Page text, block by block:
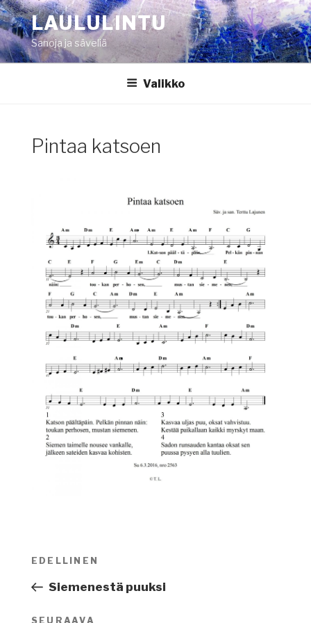
Siirry
sisältöönLAULULINTU
Sanoja ja säveliä
Valikko
Pintaa katsoen
Artikkelien
Edellinen
artikkeli
EDELLINEN
Siemenestä puuksi
SEURAAVA